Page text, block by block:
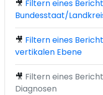
🎥 Filtern eines
Bundesstaat/
🎥 Filtern eines
vertikalen Ebene
🎥 Filtern eines
Diagnosen